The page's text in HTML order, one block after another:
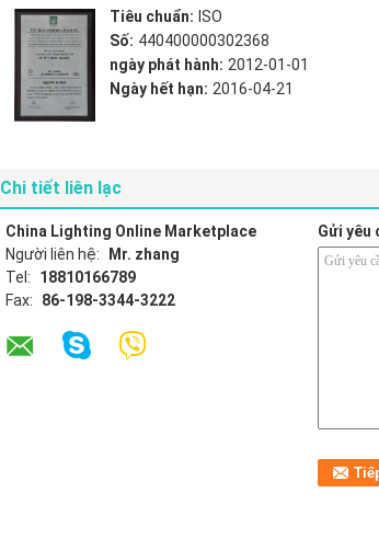
Tiêu chuẩn: ISO
Số: 440400000302368
ngày phát hành: 2012-01-01
Ngày hết hạn: 2016-04-21
Chi tiết liên lạc
China Lighting Online Marketplace
Người liên hệ:
Mr. zhang
Tel:
18810166789
Fax:
86-198-3344-3222
Gửi yêu